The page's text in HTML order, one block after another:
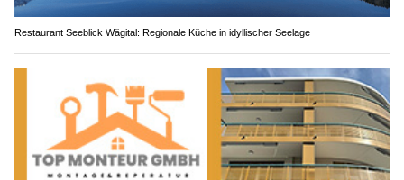
Restaurant Seeblick Wägital: Regionale Küche in idyllischer Seelage